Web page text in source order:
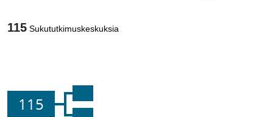
115 Sukututkimuskeskuksia
115